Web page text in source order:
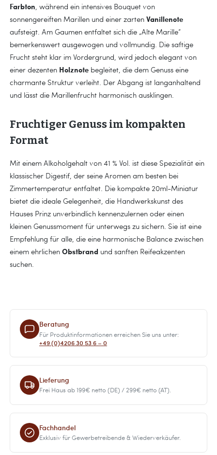
Farbton, während ein intensives Bouquet von
sonnengereiften Marillen und einer zarten Vanillenote
aufsteigt. Am Gaumen entfaltet sich die „Alte Marille“
bemerkenswert ausgewogen und vollmundig. Die saftige
Frucht steht klar im Vordergrund, wird jedoch elegant von
einer dezenten Holznote begleitet, die dem Genuss eine
charmante Struktur verleiht. Der Abgang ist langanhaltend
und lässt die Marillenfrucht harmonisch ausklingen.
Fruchtiger Genuss im kompakten
Format
Mit einem Alkoholgehalt von 41 % Vol. ist diese Spezialität ein
klassischer Digestif, der seine Aromen am besten bei
Zimmertemperatur entfaltet. Die kompakte 20ml-Miniatur
bietet die ideale Gelegenheit, die Handwerkskunst des
Hauses Prinz unverbindlich kennenzulernen oder einen
kleinen Genussmoment für unterwegs zu sichern. Sie ist eine
Empfehlung für alle, die eine harmonische Balance zwischen
einem ehrlichen Obstbrand und sanften Reifeakzenten
suchen.
Beratung
Für Produktinformationen erreichen Sie uns unter:
+49 (0)4206 30 53 6 – 0
Lieferung
Frei Haus ab 199€ netto (DE) / 299€ netto (AT).
Fachhandel
Exklusiv für Gewerbetreibende & Wiederverkäufer.